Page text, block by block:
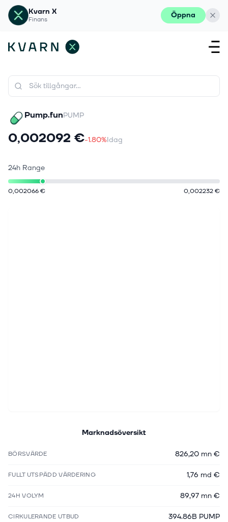
Kvarn X
Finans Öppna
Pump.funPUMP
0,002092 €-1.80%Idag
24h Range
0,002066 € 0,002232 €
Marknadsöversikt
BÖRSVÄRDE 826,20 mn €
FULLT UTSPÄDD VÄRDERING 1,76 md €
24H VOLYM 89,97 mn €
CIRKULERANDE UTBUD 394.86B PUMP